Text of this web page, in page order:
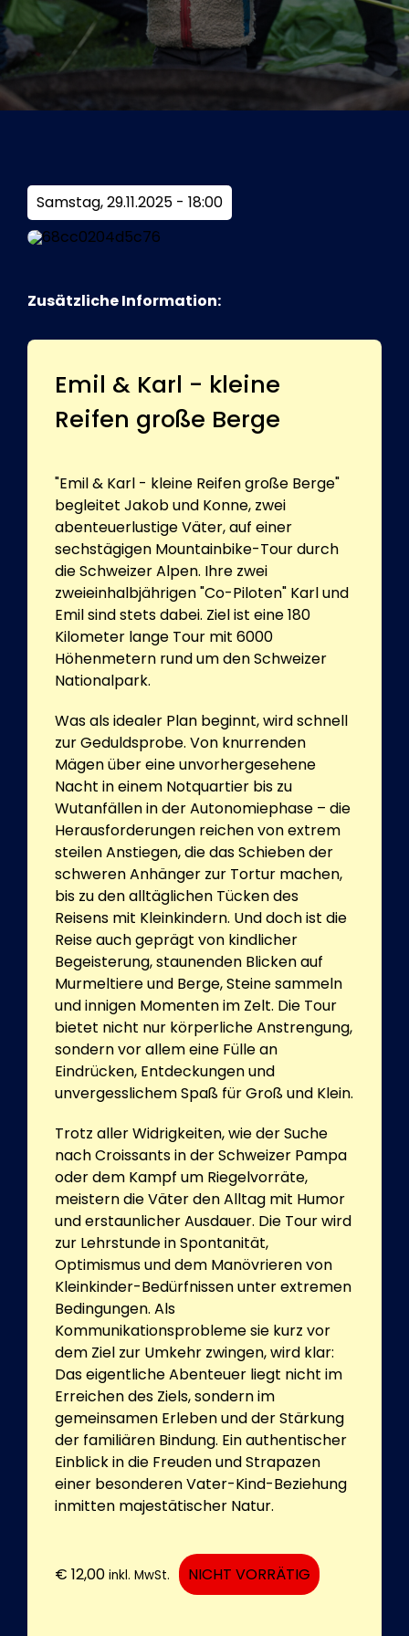
Tickets
Kurier Romy 2026
Samstag, 29.11.2025 - 18:00
Zusätzliche Information:
Emil & Karl - kleine
Reifen große Berge
"Emil & Karl - kleine Reifen große Berge"
begleitet Jakob und Konne, zwei
abenteuerlustige Väter, auf einer
sechstägigen Mountainbike-Tour durch
die Schweizer Alpen. Ihre zwei
zweieinhalbjährigen "Co-Piloten" Karl und
Emil sind stets dabei. Ziel ist eine 180
Kilometer lange Tour mit 6000
Höhenmetern rund um den Schweizer
Nationalpark.
Was als idealer Plan beginnt, wird schnell
zur Geduldsprobe. Von knurrenden
Mägen über eine unvorhergesehene
Nacht in einem Notquartier bis zu
Wutanfällen in der Autonomiephase – die
Herausforderungen reichen von extrem
steilen Anstiegen, die das Schieben der
schweren Anhänger zur Tortur machen,
bis zu den alltäglichen Tücken des
Reisens mit Kleinkindern. Und doch ist die
Reise auch geprägt von kindlicher
Begeisterung, staunenden Blicken auf
Murmeltiere und Berge, Steine sammeln
und innigen Momenten im Zelt. Die Tour
bietet nicht nur körperliche Anstrengung,
sondern vor allem eine Fülle an
Eindrücken, Entdeckungen und
unvergesslichem Spaß für Groß und Klein.
Trotz aller Widrigkeiten, wie der Suche
nach Croissants in der Schweizer Pampa
oder dem Kampf um Riegelvorräte,
meistern die Väter den Alltag mit Humor
und erstaunlicher Ausdauer. Die Tour wird
zur Lehrstunde in Spontanität,
Optimismus und dem Manövrieren von
Kleinkinder-Bedürfnissen unter extremen
Bedingungen. Als
Kommunikationsprobleme sie kurz vor
dem Ziel zur Umkehr zwingen, wird klar:
Das eigentliche Abenteuer liegt nicht im
Erreichen des Ziels, sondern im
gemeinsamen Erleben und der Stärkung
der familiären Bindung. Ein authentischer
Einblick in die Freuden und Strapazen
einer besonderen Vater-Kind-Beziehung
inmitten majestätischer Natur.
€ 12,00 inkl. MwSt. NICHT VORRÄTIG